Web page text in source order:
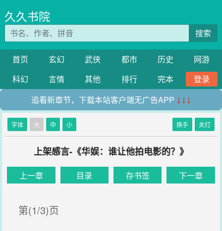
久久书院
搜索
首页 玄幻 武侠 都市 历史
网游
科幻
言情 其他 排行 完本
登录
追看新章节，下载本站客户端无广告APP ↓↓↓
字体 大 中 小 换手 关灯
上架感言-《华娱：谁让他拍电影的？》
上一章 目录 存书签 下一章
第(1/3)页